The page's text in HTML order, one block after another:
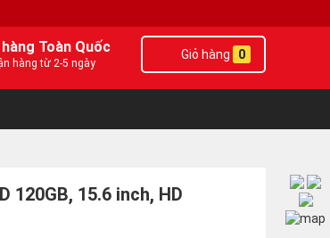
Toàn Quốc
hàng từ 2-5 ngày
Giỏ hàng 0
120GB, 15.6 inch, HD